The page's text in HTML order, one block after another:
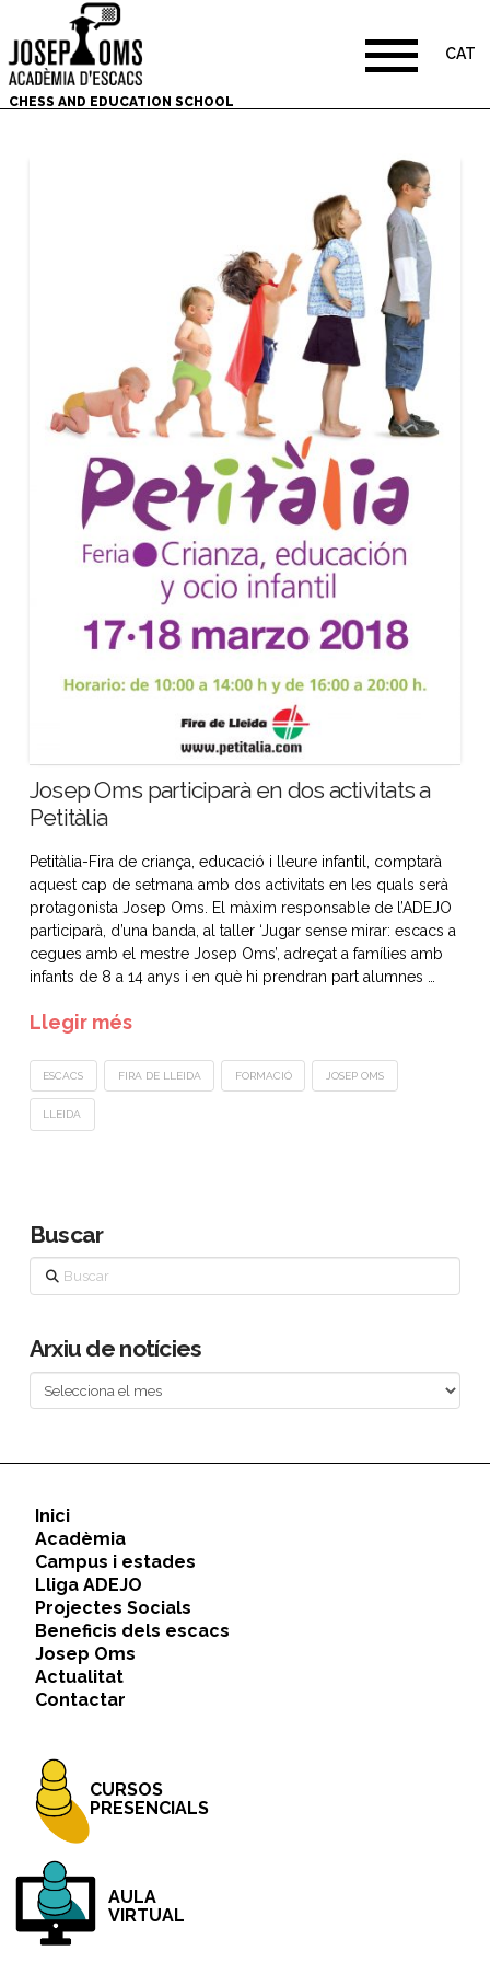
CHESS AND EDUCATION SCHOOL
CAT
Josep Oms participarà en dos activitats a
Petitàlia
Petitàlia-Fira de criança, educació i lleure infantil, comptarà
aquest cap de setmana amb dos activitats en les quals serà
protagonista Josep Oms. El màxim responsable de l’ADEJO
participarà, d’una banda, al taller ‘Jugar sense mirar: escacs a
cegues amb el mestre Josep Oms’, adreçat a famílies amb
infants de 8 a 14 anys i en què hi prendran part alumnes …
Llegir més
ESCACS FIRA DE LLEIDA FORMACIÓ JOSEP OMS
LLEIDA
Buscar
Buscar
Arxiu de notícies
Arxiu
de
Inici
Acadèmia
Campus i estades
Lliga ADEJO
Projectes Socials
Beneficis dels escacs
Josep Oms
Actualitat
Contactar
CURSOS
PRESENCIALS
AULA
VIRTUAL